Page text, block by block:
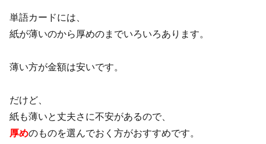
単語カードには、
紙が薄いのから厚めのまでいろいろあります。
薄い方が金額は安いです。
だけど、
紙も薄いと丈夫さに不安があるので、
厚めのものを選んでおく方がおすすめです。